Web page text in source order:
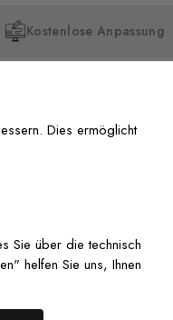
Kostenlose Anpassung
Tinten für garantierte
in Innenräumen.
Dies ermöglicht
Sie über die technisch
helfen Sie uns, Ihnen